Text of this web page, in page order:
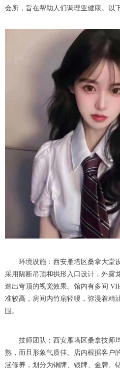
会所，旨在帮助人们调理亚健康。以
环境设施：西安雁塔区桑拿大堂设
采用隔断吊顶和拱形入口设计，外露
造出穹顶的视觉效果。馆内有多间
准较高，房间内竹扇轻幔，弥漫着精
围。
技师团队：西安雁塔区桑拿技师
熟，而且形象气质佳。店内根据客户
涵修养，划分为铜牌、银牌、金牌、